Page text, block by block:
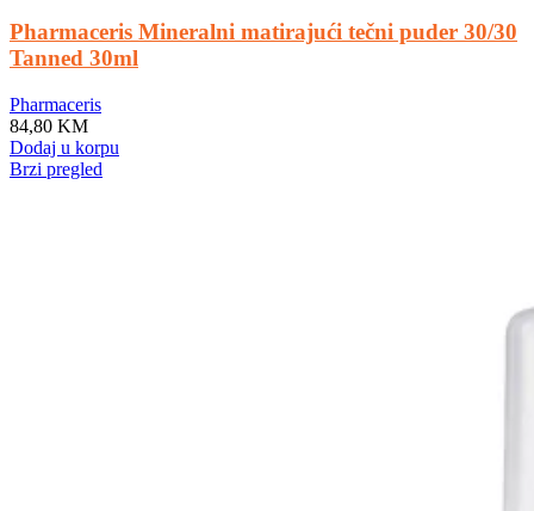
Pharmaceris Mineralni matirajući tečni puder 30/30
Tanned 30ml
Pharmaceris
84,80 KM
Dodaj u korpu
Brzi pregled